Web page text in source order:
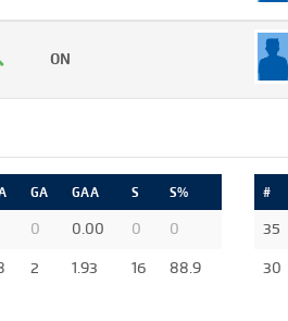
ON
GA GAA S S%
0 0.00 0 0
2 1.93 16 88.9
#
35
30